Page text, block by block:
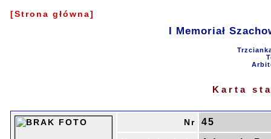
[Strona główna]
I Memoriał
Karta
Nr 45